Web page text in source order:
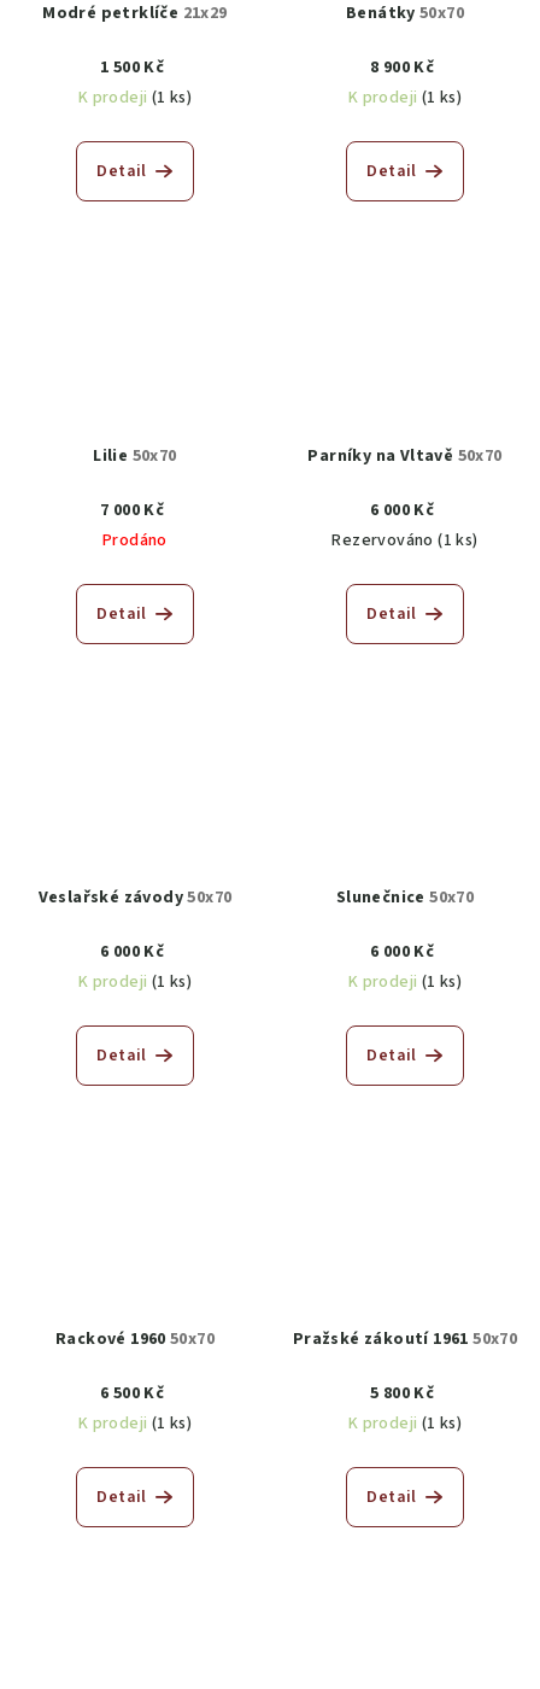
Modré petrklíče 21x29
1 500 Kč
K prodeji (1 ks)
Detail
Benátky50x70
8 900 Kč
K prodeji (1 ks)
Detail
Lilie 50x70
7 000 Kč
Prodáno
Detail
Parníky na Vltavě 50x70
6 000 Kč
Rezervováno(1 ks)
Detail
Veslařské závody50x70
6 000 Kč
K prodeji (1 ks)
Detail
Slunečnice50x70
6 000 Kč
K prodeji (1 ks)
Detail
Rackové 196050x70
6 500 Kč
K prodeji (1 ks)
Detail
Pražské zákoutí 196150x70
5 800 Kč
K prodeji (1 ks)
Detail